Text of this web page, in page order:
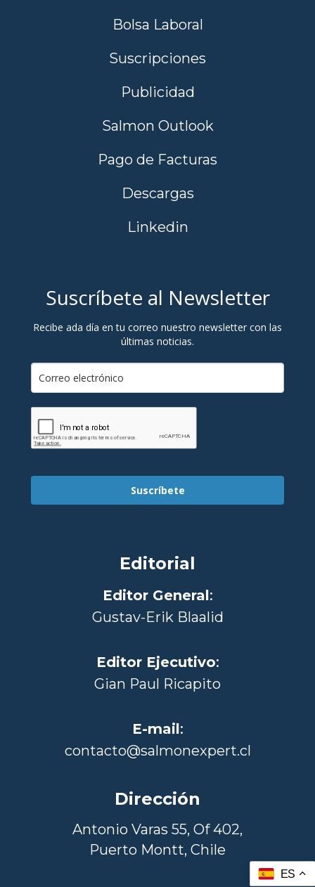
Bolsa Laboral
Suscripciones
Publicidad
Salmon Outlook
Pago de Facturas
Descargas
Linkedin
Suscríbete al Newsletter
Recibe ada día en tu correo nuestro newsletter con las
últimas noticias.
Suscríbete
Editorial
Editor General:
Gustav-Erik Blaalid
Editor Ejecutivo:
Gian Paul Ricapito
E-mail:
contacto@salmonexpert.cl
Dirección
Antonio Varas 55, Of 402,
Puerto Montt, Chile
ES